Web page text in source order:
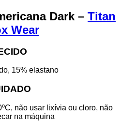
Dark – Titan
Wear
15% elastano
não usar lixívia ou cloro, não
na máquina